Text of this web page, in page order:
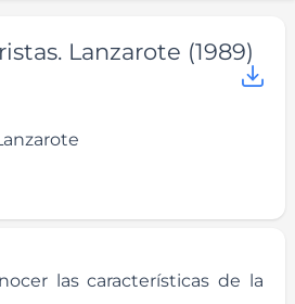
Lanzarote (1989)
las características de la